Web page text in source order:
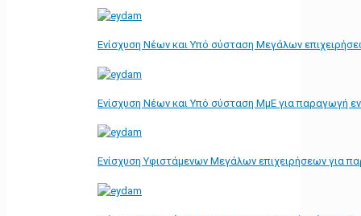
Ενίσχυση Νέων και Υπό σύσταση Μεγάλων
Ενίσχυση Νέων και Υπό σύσταση ΜμΕ για παραγωγή
Ενίσχυση Υφιστάμενων Μεγάλων επιχειρήσεων για